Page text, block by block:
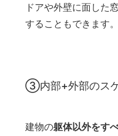
ドアや外壁に面した
することもできます。
③内部+外部のス
建物の躯体以外をす